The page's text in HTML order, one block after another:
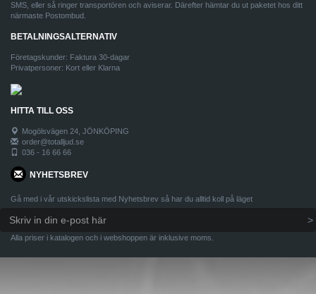
SMS, eller så ringer transportören och aviserar. Därefter hämtar du ut paketet hos ditt
närmaste Postombud.
BETALNINGSALTERNATIV
Företagskunder: Faktura 30-dagar
Privatpersoner: Kort eller Klarna
HITTA TILL OSS
Mogölsvägen 24, JÖNKÖPING
order@totalljud.se
036 - 16 66 66
NYHETSBREV
Gå med i vår utskickslista med Nyhetsbrev så har du alltid koll på läget
Alla priser i katalogen och i webshoppen är inklusive moms.